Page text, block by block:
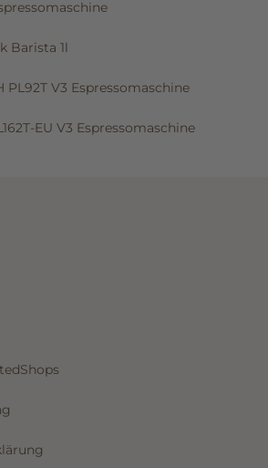
Barista 1l
PL92T V3 Espressomaschine
EU V3 Espressomaschine